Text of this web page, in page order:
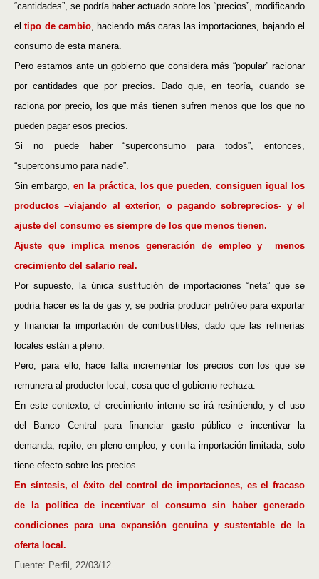
“cantidades”, se podría haber actuado sobre los “precios”, modificando
eltipo de cambio, haciendo más caras las importaciones, bajando el
consumo de esta manera.
Pero estamos ante un gobierno que considera más “popular” racionar
por cantidades que por precios. Dado que, en teoría, cuando se
raciona por precio, los que más tienen sufren menos que los que no
pueden pagar esos precios.
Si no puede haber “superconsumo para todos”, entonces,
“superconsumo para nadie”.
Sin embargo, en la práctica, los que pueden, consiguen igual los
productos –viajando al exterior, o pagando sobreprecios- y el
ajuste del consumo es siempre de los que menos tienen.
Ajuste que implica menos generación de empleo y
menos
crecimiento del salario real.
Por supuesto, la única sustitución de importaciones “neta” que se
podría hacer es la de gas y, se podría producir petróleo para exportar
y financiar la importación de combustibles, dado que las refinerías
locales están a pleno.
Pero, para ello, hace falta incrementar los precios con los que se
remunera al productor local, cosa que el gobierno rechaza.
En este contexto, el crecimiento interno se irá resintiendo, y el uso
del Banco Central para financiar gasto público e incentivar la
demanda, repito, en pleno empleo, y con la importación limitada, solo
tiene efecto sobre los precios.
En síntesis, el éxito del control de importaciones, es el fracaso
de la política de incentivar el consumo sin haber generado
condiciones para una expansión genuina y sustentable de la
oferta local.
Fuente: Perfil, 22/03/12.